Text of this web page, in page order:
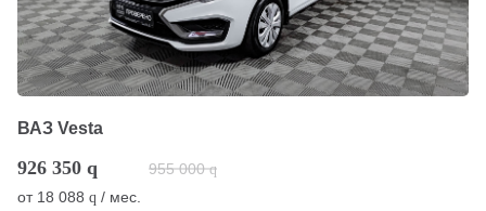
ВАЗ Vesta
926 350 q 955 000 q
от 18 088 q / мес.